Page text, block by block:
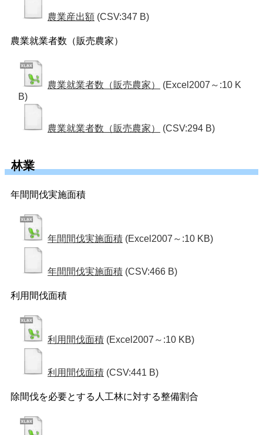
農業産出額 (CSV:347 B)
農業就業者数（販売農家）
農業就業者数（販売農家）
(Excel2007～:10 K
B)
農業就業者数（販売農家） (CSV:294 B)
林業
年間間伐実施面積
年間間伐実施面積 (Excel2007～:10 KB)
年間間伐実施面積 (CSV:466 B)
利用間伐面積
利用間伐面積 (Excel2007～:10 KB)
利用間伐面積 (CSV:441 B)
除間伐を必要とする人工林に対する整備割合